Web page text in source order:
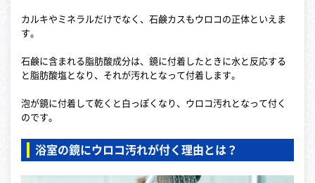
カルキやミネラルだけでなく、石鹸カスもウロコの正体といえま
す。
石鹸に含まれる脂肪酸成分は、鏡に付着したときに水と反応する
と脂肪酸塩となり、それが汚れとなって付着します。
泡が鏡に付着して乾くと白っぽくなり、ウロコ汚れとなって付く
のです。
浴室の鏡にウロコ汚れが付く理由とは？